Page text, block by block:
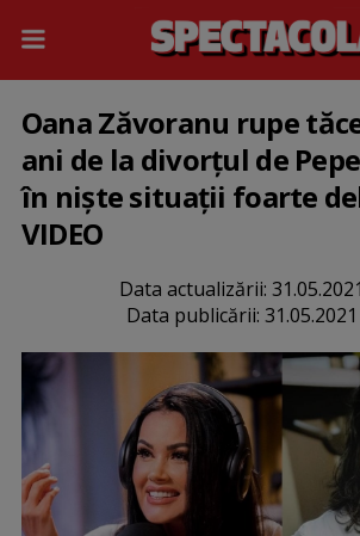
Oana Zăvoranu rupe
ani de la divorțul de
în niște situații foarte
VIDEO
Data actualizării:
Data publicării: